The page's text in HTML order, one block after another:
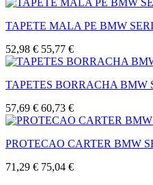
TAPETE MALA PE BMW
52,98 € 55,77 €
TAPETES BORRACHA BMW
57,69 € 60,73 €
PROTECAO CARTER BMW
71,29 € 75,04 €